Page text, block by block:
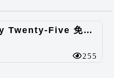
Twenty Twenty-Five 免费的WordPress内容主题
255